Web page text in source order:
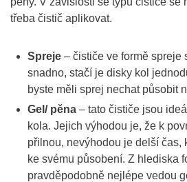
třeba čistič aplikovat.
Spreje – čističe ve formě spreje
snadno, stačí je disky kol
byste měli sprej nechat působit
Gel/ pěna – tato čističe jsou
kola. Jejich výhodou je, že k
přilnou, nevýhodou je delší čas,
ke svému působení. Z hlediska
pravděpodobně nejlépe vedou